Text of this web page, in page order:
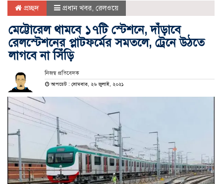
প্রচ্ছদ প্রধান খবর, রেলওয়ে
মেট্টোরেল থামবে ১৭টি স্টেশনে, দাঁড়াবে
রেলস্টেশনের প্লাটফর্মের সমতলে, ট্রেনে উঠতে
লাগবে না সিঁড়ি
নিজস্ব প্রতিবেদক
আপডেট : সোমবার, ২৬ জুলাই, ২০২১